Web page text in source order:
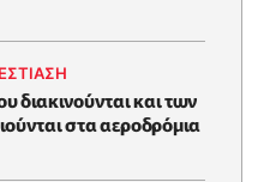
διακινούνται και των
στα αεροδρόμια